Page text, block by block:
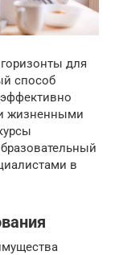
для
способ
жизненными
в